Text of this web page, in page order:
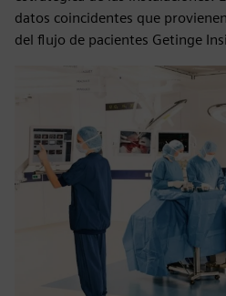
datos coincidentes que
del flujo de pacientes Getinge